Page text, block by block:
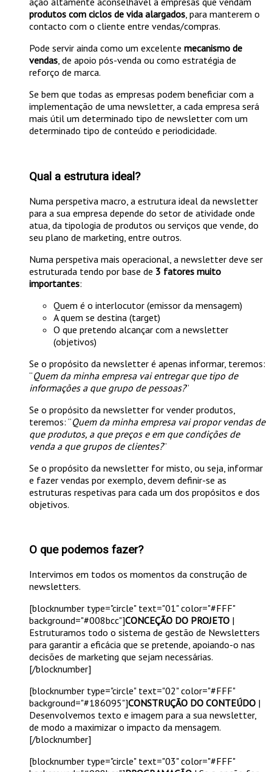
produtos com ciclos de vida alargados, para manterem o
contacto com o cliente entre vendas/compras.
Pode servir ainda como um excelente mecanismo de
vendas, de apoio pós-venda ou como estratégia de
reforço de marca.
Se bem que todas as empresas podem beneficiar com a
implementação de uma newsletter, a cada empresa será
mais útil um determinado tipo de newsletter com um
determinado tipo de conteúdo e periodicidade.
Qual a estrutura ideal?
Numa perspetiva macro, a estrutura ideal da newsletter
para a sua empresa depende do setor de atividade onde
atua, da tipologia de produtos ou serviços que vende, do
seu plano de marketing, entre outros.
Numa perspetiva mais operacional, a newsletter deve ser
estruturada tendo por base de 3 fatores muito
importantes:
Quem é o interlocutor (emissor da mensagem)
A quem se destina (target)
O que pretendo alcançar com a newsletter
(objetivos)
Se o propósito da newsletter é apenas informar, teremos:
“Quem da minha empresa vai entregar que tipo de
informações a que grupo de pessoas?”
Se o propósito da newsletter for vender produtos,
teremos: “Quem da minha empresa vai propor vendas de
que produtos, a que preços e em que condições de
venda a que grupos de clientes?”
Se o propósito da newsletter for misto, ou seja, informar
e fazer vendas por exemplo, devem definir-se as
estruturas respetivas para cada um dos propósitos e dos
objetivos.
O que podemos fazer?
Intervimos em todos os momentos da construção de
newsletters.
[blocknumber type="circle" text="01" color="#FFF"
background="#008bcc"]CONCEÇÃO DO PROJETO |
Estruturamos todo o sistema de gestão de Newsletters
para garantir a eficácia que se pretende, apoiando-o nas
decisões de marketing que sejam necessárias.
[/blocknumber]
[blocknumber type="circle" text="02" color="#FFF"
background="#186095"]CONSTRUÇÃO DO CONTEÚDO |
Desenvolvemos texto e imagem para a sua newsletter,
de modo a maximizar o impacto da mensagem.
[/blocknumber]
[blocknumber type="circle" text="03" color="#FFF"